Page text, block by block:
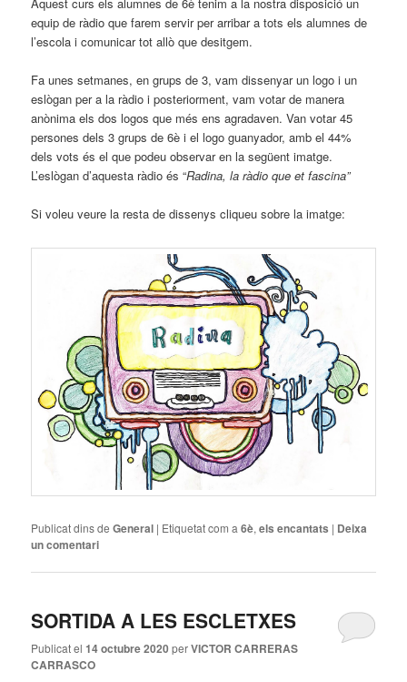
equip de ràdio que farem servir per arribar a tots els alumnes de
l’escola i comunicar tot allò que desitgem.
Fa unes setmanes, en grups de 3, vam dissenyar un logo i un
eslògan per a la ràdio i posteriorment, vam votar de manera
anònima els dos logos que més ens agradaven. Van votar 45
persones dels 3 grups de 6è i el logo guanyador, amb el 44%
dels vots és el que podeu observar en la següent imatge.
L’eslògan d’aquesta ràdio és “Radina, la ràdio que et fascina”
Si voleu veure la resta de dissenys cliqueu sobre la imatge:
Publicat dins de General | Etiquetat com a 6è,els encantats | Deixa
un comentari
SORTIDA A LES ESCLETXES
Publicat el14 octubre 2020 perVICTOR CARRERAS
CARRASCO